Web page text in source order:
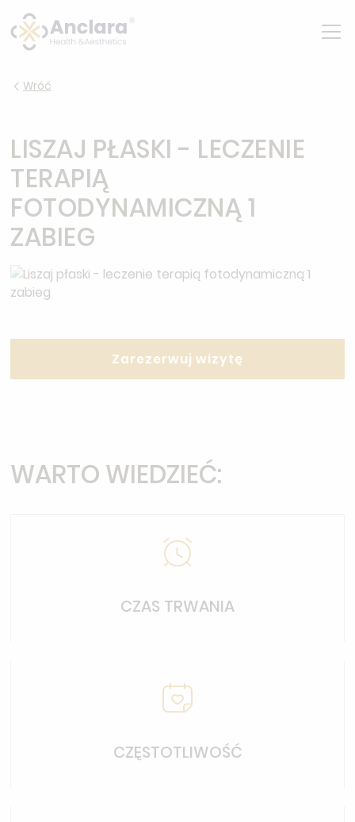
Wróć
LISZAJ PŁASKI - LECZENIE
TERAPIĄ
FOTODYNAMICZNĄ 1
ZABIEG
Zarezerwuj wizytę
WARTO WIEDZIEĆ:
CZAS TRWANIA
CZĘSTOTLIWOŚĆ